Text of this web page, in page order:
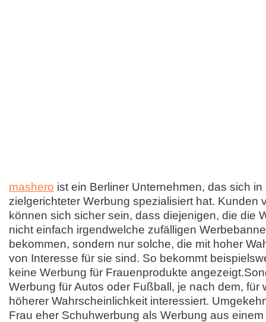
mashero ist ein Berliner Unternehmen, das sich
zielgerichteter Werbung spezialisiert hat. Kunden
können sich sicher sein, dass diejenigen, die die
nicht einfach irgendwelche zufälligen
bekommen, sondern nur solche, die mit hoher
von Interesse für sie sind. So bekommt
keine Werbung für Frauenprodukte
Werbung für Autos oder Fußball, je nach dem, für
höherer Wahrscheinlichkeit interessiert.
Frau eher Schuhwerbung als Werbung aus